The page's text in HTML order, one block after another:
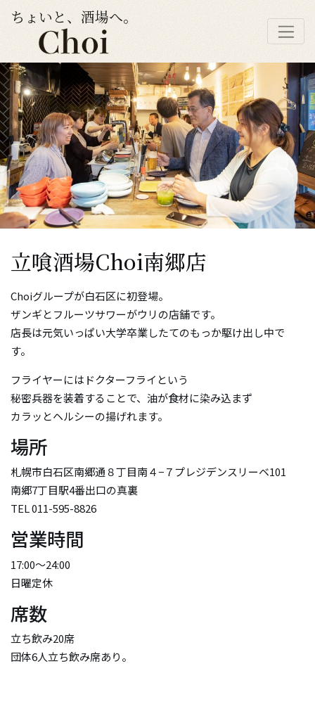
ちょいと、酒場へ。
立喰酒場Choi南郷店
Choiグループが白石区に初登場。
ザンギとフルーツサワーがウリの店舗です。
店長は元気いっぱい大学卒業したてのもっか駆け出し中で
す。
フライヤーにはドクターフライという
秘密兵器を装着することで、油が食材に染み込まず
カラッとヘルシーの揚げれます。
場所
札幌市白石区南郷通８丁目南４−７プレジデンスリーベ101
南郷7丁目駅4番出口の真裏
TEL 011-595-8826
営業時間
17:00～24:00
日曜定休
席数
立ち飲み20席
団体6人立ち飲み席あり。